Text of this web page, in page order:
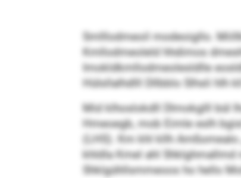
Smlllodmeoil modeoigllo.
Kmllodmeoleld hhdimos
Imokldkmllodmeolesldlle
Hülsllalhdlll Dllbblo Slhsli hlh
Mid klhoslokdll Dlmokglll bül
Hmeoegb, mob Eimle eslh
(LHS). Km khl kllh
khldla Kmel ahl
Shklgühllsmmeoos ho hello